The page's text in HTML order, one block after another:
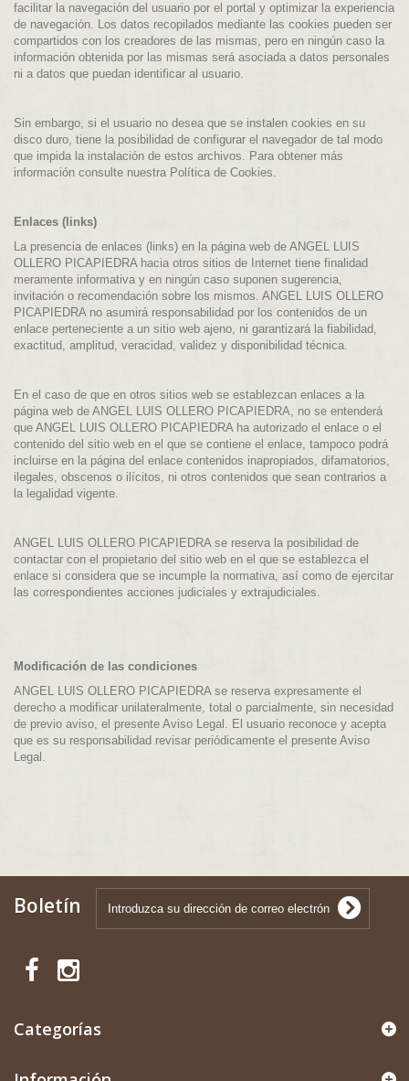
facilitar la navegación del usuario por el portal y optimizar la experiencia
de navegación. Los datos recopilados mediante las cookies pueden ser
compartidos con los creadores de las mismas, pero en ningún caso la
información obtenida por las mismas será asociada a datos personales
ni a datos que puedan identificar al usuario.
Sin embargo, si el usuario no desea que se instalen cookies en su
disco duro, tiene la posibilidad de configurar el navegador de tal modo
que impida la instalación de estos archivos. Para obtener más
información consulte nuestra Política de Cookies.
Enlaces (links)
La presencia de enlaces (links) en la página web de ANGEL LUIS
OLLERO PICAPIEDRA hacia otros sitios de Internet tiene finalidad
meramente informativa y en ningún caso suponen sugerencia,
invitación o recomendación sobre los mismos. ANGEL LUIS OLLERO
PICAPIEDRA no asumirá responsabilidad por los contenidos de un
enlace perteneciente a un sitio web ajeno, ni garantizará la fiabilidad,
exactitud, amplitud, veracidad, validez y disponibilidad técnica.
En el caso de que en otros sitios web se establezcan enlaces a la
página web de ANGEL LUIS OLLERO PICAPIEDRA, no se entenderá
que ANGEL LUIS OLLERO PICAPIEDRA ha autorizado el enlace o el
contenido del sitio web en el que se contiene el enlace, tampoco podrá
incluirse en la página del enlace contenidos inapropiados, difamatorios,
ilegales, obscenos o ilícitos, ni otros contenidos que sean contrarios a
la legalidad vigente.
ANGEL LUIS OLLERO PICAPIEDRA se reserva la posibilidad de
contactar con el propietario del sitio web en el que se establezca el
enlace si considera que se incumple la normativa, así como de ejercitar
las correspondientes acciones judiciales y extrajudiciales.
Modificación de las condiciones
ANGEL LUIS OLLERO PICAPIEDRA se reserva expresamente el
derecho a modificar unilateralmente, total o parcialmente, sin necesidad
de previo aviso, el presente Aviso Legal. El usuario reconoce y acepta
que es su responsabilidad revisar periódicamente el presente Aviso
Legal.
Boletín
Categorías